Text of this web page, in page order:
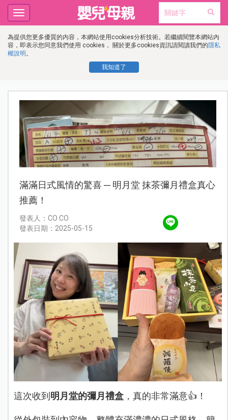
為提供您更多優質的內容，本網站使用cookies分析技術。若繼續閱覽本網站內
容，即表示您同意我們使用 cookies， 關於更多cookies資訊請閱讀我們的隱私
權說明 。
我知道了
Toggle
navigation
滿滿日式風情的驚喜 ─ 明月堂 抹茶彌月禮盒真心
推薦！
發表人：CO CO
發表日期：2025-05-15
這次收到 明月堂的彌月禮盒，真的非常滿意👍！